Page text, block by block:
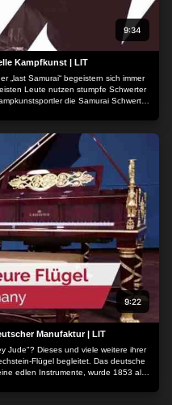
9:34
Kampfkunst | LIT
„last Samurai“ begeistern sich immer
Leute nutzen stumpfe Schwerter
die Samurai Schwerter
9:22
Manufaktur | LIT
Jude"? Dieses und viele weitere ihrer
Flügel begleitet. Das deutsche
edlen Instrumente, wurde 1853 als